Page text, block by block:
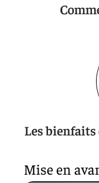
Les
Mise en